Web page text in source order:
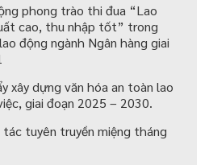
phong trào thi đua “Lao
cao, thu nhập tốt” trong
động ngành Ngân hàng giai
xây dựng văn hóa an toàn lao
giai đoạn 2025 – 2030.
tuyên truyền miệng tháng